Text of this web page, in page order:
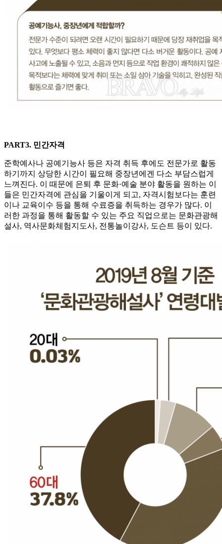
PART3. 민간자격
준학예사나 공예기능사 등은 자격 취득 후에도 전문가로 활동
하기까지 상당한 시간이 필요해 중장년에겐 다소 부담스럽게
느껴진다. 이 때문에 은퇴 후 문화·예술 분야 활동을 원하는 이
들은 민간자격에 관심을 기울이게 되고, 자격시험보다는 훈련
이나 교육이수 등을 통해 수료증을 취득하는 경우가 많다. 이
러한 과정을 통해 활동할 수 있는 주요 직업으로는 문화관광해
설사, 역사문화체험지도사, 전통놀이강사, 도슨트 등이 있다.